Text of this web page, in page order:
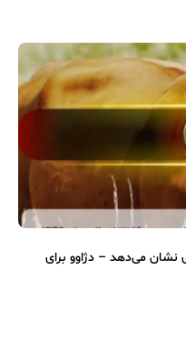
نشان می‌دهد – دژاوو برای